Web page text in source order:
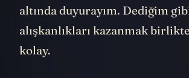
altında duyurayım. Dediğim
alışkanlıkları kazanmak
kolay.